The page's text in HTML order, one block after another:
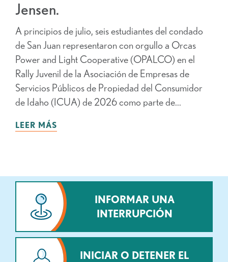
Jensen.
A principios de julio, seis estudiantes del condado
de San Juan representaron con orgullo a Orcas
Power and Light Cooperative (OPALCO) en el
Rally Juvenil de la Asociación de Empresas de
Servicios Públicos de Propiedad del Consumidor
de Idaho (ICUA) de 2026 como parte de...
LEER MÁS
INFORMAR UNA
INTERRUPCIÓN
INICIAR O DETENER EL